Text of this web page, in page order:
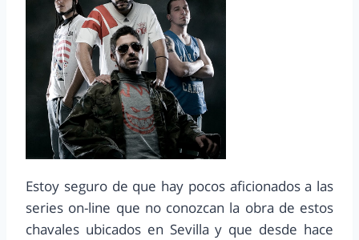
Estoy seguro de que hay pocos aficionados a las
series on-line que no conozcan la obra de estos
chavales ubicados en Sevilla y que desde hace